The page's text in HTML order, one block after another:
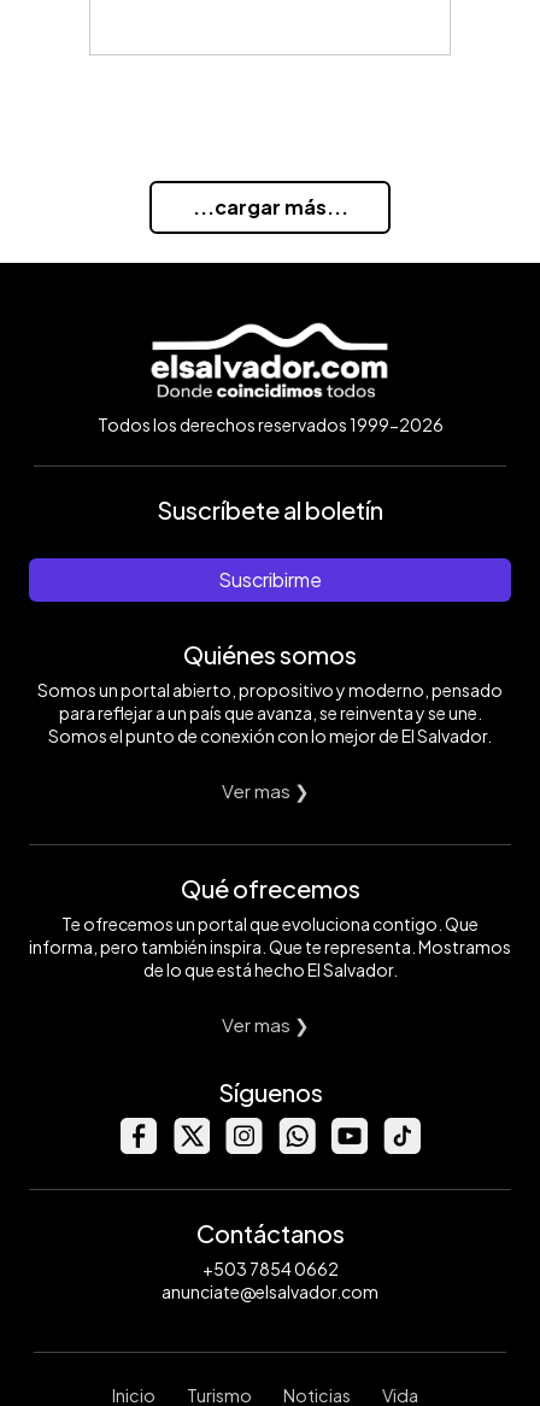
...cargar más...
Todos los derechos reservados 1999-2026
Suscríbete al boletín
Suscribirme
Quiénes somos
Somos un portal abierto, propositivo y moderno, pensado
para reflejar a un país que avanza, se reinventa y se une.
Somos el punto de conexión con lo mejor de El Salvador.
Ver mas ❯
Qué ofrecemos
Te ofrecemos un portal que evoluciona contigo. Que
informa, pero también inspira. Que te representa. Mostramos
de lo que está hecho El Salvador.
Ver mas ❯
Síguenos
Contáctanos
+503 7854 0662
anunciate@elsalvador.com
Inicio Turismo Noticias Vida